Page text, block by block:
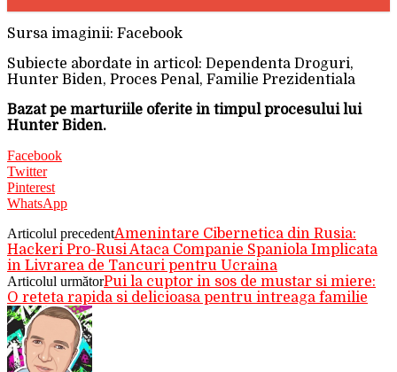
Sursa imaginii: Facebook
Subiecte abordate in articol: Dependenta Droguri,
Hunter Biden, Proces Penal, Familie Prezidentiala
Bazat pe marturiile oferite in timpul procesului lui
Hunter Biden.
Facebook
Twitter
Pinterest
WhatsApp
Articolul precedentAmenintare Cibernetica din Rusia:
Hackeri Pro-Rusi Ataca Companie Spaniola Implicata
in Livrarea de Tancuri pentru Ucraina
Articolul următorPui la cuptor in sos de mustar si miere:
O reteta rapida si delicioasa pentru intreaga familie